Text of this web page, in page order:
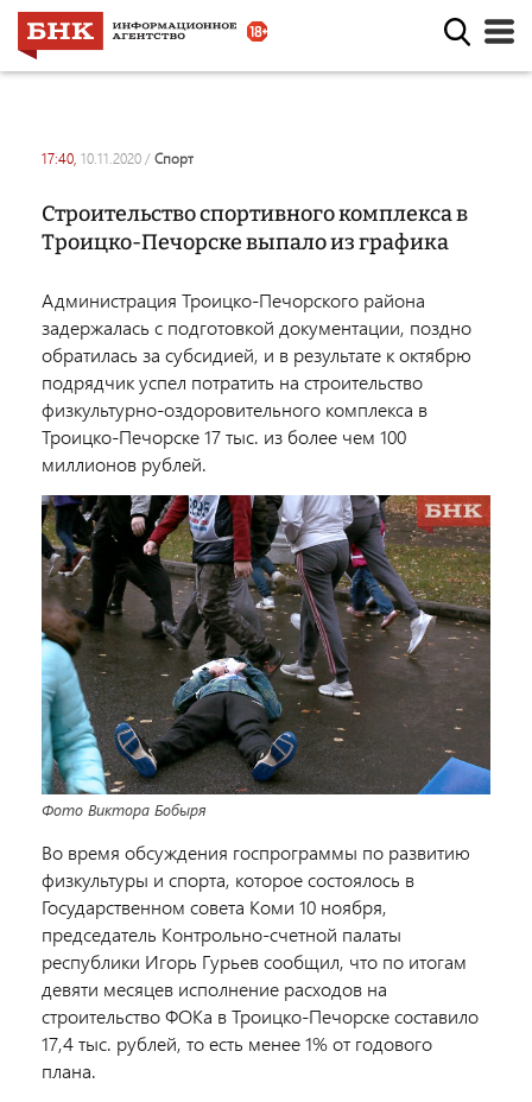
17:40, 10.11.2020 / спорт
Строительство спортивного комплекса в
Троицко-Печорске выпало из графика
Администрация Троицко-Печорского района
задержалась с подготовкой документации, поздно
обратилась за субсидией, и в результате к октябрю
подрядчик успел потратить на строительство
физкультурно-оздоровительного комплекса в
Троицко-Печорске 17 тыс. из более чем 100
миллионов рублей.
Фото Виктора Бобыря
Во время обсуждения госпрограммы по развитию
физкультуры и спорта, которое состоялось в
Государственном совета Коми 10 ноября,
председатель Контрольно-счетной палаты
республики Игорь Гурьев сообщил, что по итогам
девяти месяцев исполнение расходов на
строительствоФОКа в Троицко-Печорске составило
17,4 тыс. рублей, то есть менее 1% от годового
плана.